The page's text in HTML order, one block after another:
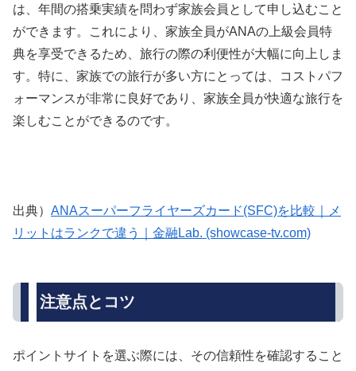
は、年間の搭乗実績を問わず家族会員として申し込むこと
ができます。これにより、家族全員がANAの上級会員特
典を享受できるため、旅行の際の利便性が大幅に向上しま
す。特に、家族での旅行が多い方にとっては、コストパフ
ォーマンスが非常に良好であり、家族全員が快適な旅行を
楽しむことができるのです。
出典） ANAスーパーフライヤーズカード(SFC)を比較｜メ
リットはランクで違う｜金融Lab. (showcase-tv.com)
注意点とコツ
ポイントサイトを選ぶ際には、その信頼性を確認すること